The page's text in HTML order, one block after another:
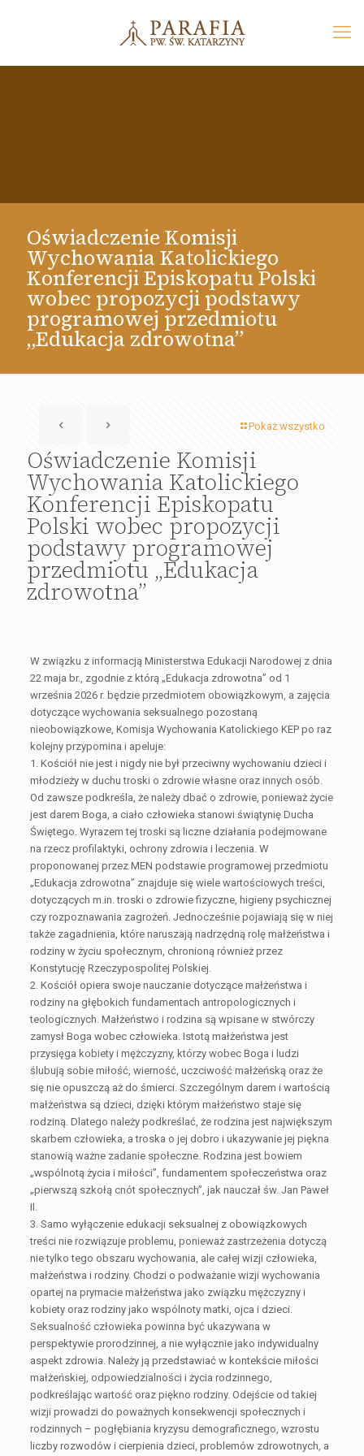
Oświadczenie Komisji
Wychowania Katolickiego
Konferencji Episkopatu Polski
wobec propozycji podstawy
programowej przedmiotu
„Edukacja zdrowotna”
Pokaż wszystko
Oświadczenie Komisji
Wychowania Katolickiego
Konferencji Episkopatu
Polski wobec propozycji
podstawy programowej
przedmiotu „Edukacja
zdrowotna”
W związku z informacją Ministerstwa Edukacji Narodowej z dnia
22 maja br., zgodnie z którą „Edukacja zdrowotna” od 1
września 2026 r. będzie przedmiotem obowiązkowym, a zajęcia
dotyczące wychowania seksualnego pozostaną
nieobowiązkowe, Komisja Wychowania Katolickiego KEP po raz
kolejny przypomina i apeluje:
1. Kościół nie jest i nigdy nie był przeciwny wychowaniu dzieci i
młodzieży w duchu troski o zdrowie własne oraz innych osób.
Od zawsze podkreśla, że należy dbać o zdrowie, ponieważ życie
jest darem Boga, a ciało człowieka stanowi świątynię Ducha
Świętego. Wyrazem tej troski są liczne działania podejmowane
na rzecz profilaktyki, ochrony zdrowia i leczenia. W
proponowanej przez MEN podstawie programowej przedmiotu
„Edukacja zdrowotna” znajduje się wiele wartościowych treści,
dotyczących m.in. troski o zdrowie fizyczne, higieny psychicznej
czy rozpoznawania zagrożeń. Jednocześnie pojawiają się w niej
także zagadnienia, które naruszają nadrzędną rolę małżeństwa i
rodziny w życiu społecznym, chronioną również przez
Konstytucję Rzeczypospolitej Polskiej.
2. Kościół opiera swoje nauczanie dotyczące małżeństwa i
rodziny na głębokich fundamentach antropologicznych i
teologicznych. Małżeństwo i rodzina są wpisane w stwórczy
zamysł Boga wobec człowieka. Istotą małżeństwa jest
przysięga kobiety i mężczyzny, którzy wobec Boga i ludzi
ślubują sobie miłość, wierność, uczciwość małżeńską oraz że
się nie opuszczą aż do śmierci. Szczególnym darem i wartością
małżeństwa są dzieci, dzięki którym małżeństwo staje się
rodziną. Dlatego należy podkreślać, że rodzina jest największym
skarbem człowieka, a troska o jej dobro i ukazywanie jej piękna
stanowią ważne zadanie społeczne. Rodzina jest bowiem
„wspólnotą życia i miłości”, fundamentem społeczeństwa oraz
„pierwszą szkołą cnót społecznych”, jak nauczał św. Jan Paweł
II.
3. Samo wyłączenie edukacji seksualnej z obowiązkowych
treści nie rozwiązuje problemu, ponieważ zastrzeżenia dotyczą
nie tylko tego obszaru wychowania, ale całej wizji człowieka,
małżeństwa i rodziny. Chodzi o podważanie wizji wychowania
opartej na prymacie małżeństwa jako związku mężczyzny i
kobiety oraz rodziny jako wspólnoty matki, ojca i dzieci.
Seksualność człowieka powinna być ukazywana w
perspektywie prorodzinnej, a nie wyłącznie jako indywidualny
aspekt zdrowia. Należy ją przedstawiać w kontekście miłości
małżeńskiej, odpowiedzialności i życia rodzinnego,
podkreślając wartość oraz piękno rodziny. Odejście od takiej
wizji prowadzi do poważnych konsekwencji społecznych i
rodzinnych – pogłębiania kryzysu demograficznego, wzrostu
liczby rozwodów i cierpienia dzieci, problemów zdrowotnych, a